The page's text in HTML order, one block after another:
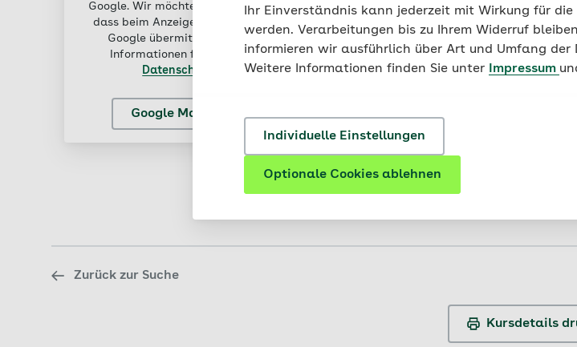
Ihr Einverständnis kann jederzeit mit Wirkung für
werden. Verarbeitungen bis zu Ihrem Widerruf
informieren wir ausführlich über Art und Umfang
Weitere Informationen finden Sie unter
Impressum
Individuelle Einstellungen
Optionale Cookies ablehnen
Google. Wir möchten Sie darauf hinweisen,
dass beim Anzeigen des Inhalts Daten an
Google übermittelt werden. Weitere
Informationen finden Sie in unserer
Datenschutzerklärung.
Google Maps aktivieren
Zurück zur Suche
Kursdetails